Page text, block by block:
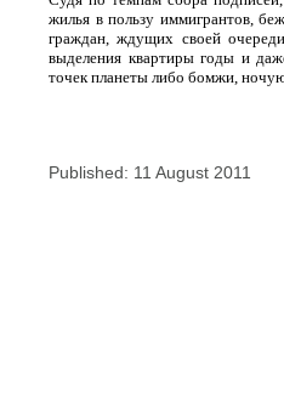
жилья в пользу иммигрантов,
граждан, ждущих своей
выделения квартиры годы и
точек планеты либо бомжи,
Published: 11 August 2011